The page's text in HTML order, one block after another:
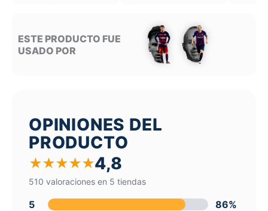
ESTE PRODUCTO FUE
USADO POR
OPINIONES DEL
PRODUCTO
★★★★★4,8
510 valoraciones en 5 tiendas
5
86%